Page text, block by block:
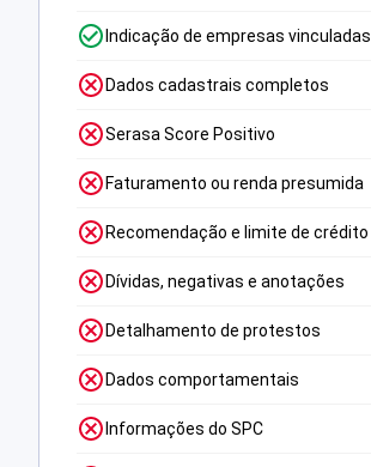
Indicação de empresas vinculadas
Dados cadastrais completos
Serasa Score Positivo
Faturamento ou renda presumida
Recomendação e limite de crédito
Dívidas, negativas e anotações
Detalhamento de protestos
Dados comportamentais
Informações do SPC